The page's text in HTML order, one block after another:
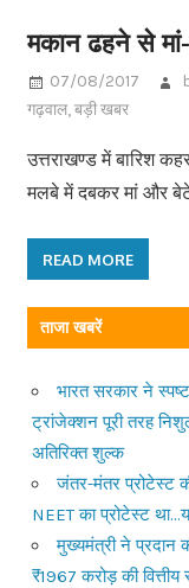
मकान ढहने से मां-
07/08/2017
गढ़वाल,बड़ी खबर
उत्तराखण्ड में बारिश
मलबे में दबकर मां और
READ MORE
ताजा खबरें
भारत सरकार ने
ट्रांजेक्शन पूरी तरह
अतिरिक्त शुल्क
जंतर-मंतर प्रोटेस्ट
NEET का प्रोटेस्ट
मुख्यमंत्री ने प्रदान
₹1967 करोड़ की वित्तीय